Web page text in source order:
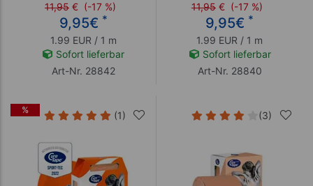
11,95 € (-17 %)
9,95€ *
1.99 EUR / 1 m
Sofort lieferbar
Art-Nr. 28842
11,95 € (-17 %)
9,95€ *
1.99 EUR / 1 m
Sofort lieferbar
Art-Nr. 28840
% (1) (3)